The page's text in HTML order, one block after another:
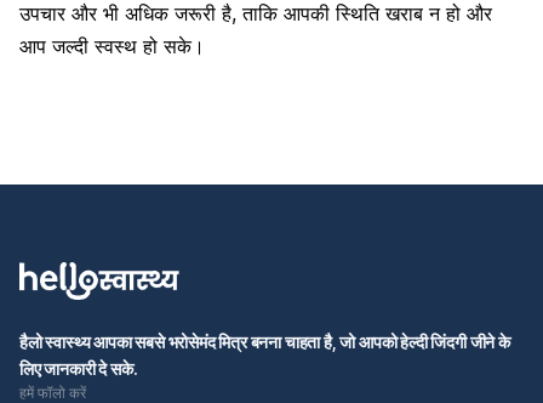
उपचार और भी अधिक जरूरी है, ताकि आपकी स्थिति खराब न हो और
आप जल्दी स्वस्थ हो सके।
हैलो स्वास्थ्य आपका सबसे भरोसेमंद मित्र बनना चाहता है, जो आपको हेल्दी जिंदगी जीने के
लिए जानकारी दे सके.
हमें फॉलो करें